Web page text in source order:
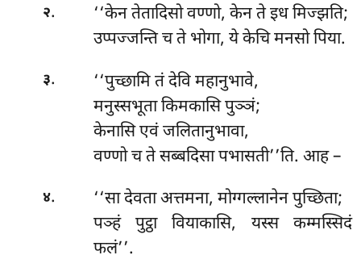
२.
‘‘केन तेतादिसो वण्णो, केन ते इध मिज्झति;
उप्पज्जन्ति च ते भोगा, ये केचि मनसो पिया.
३.
‘‘पुच्छामि तं देवि महानुभावे,
मनुस्सभूता किमकासि पुञ्ञं;
केनासि एवं जलितानुभावा,
वण्णो च ते सब्बदिसा पभासती’’ति. आह –
४.
‘‘सा देवता अत्तमना, मोग्गल्लानेन पुच्छिता;
पञ्हं पुट्ठा वियाकासि, यस्स कम्मस्सिदं
फलं’’.